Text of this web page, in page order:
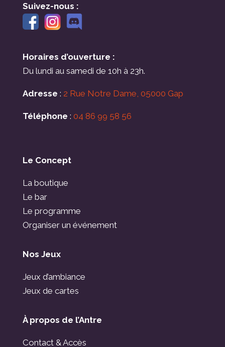
Suivez-nous :
Horaires d’ouverture :
Du lundi au samedi de 10h à 23h.
Adresse : 2 Rue Notre Dame, 05000 Gap
Téléphone : 04 86 99 58 56
Le Concept
La boutique
Le bar
Le programme
Organiser un événement
Nos Jeux
Jeux d’ambiance
Jeux de cartes
À propos de l’Antre
Contact & Accès